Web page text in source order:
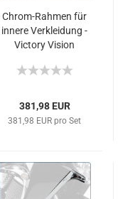
Chrom-Rahmen für
innere Verkleidung -
Victory Vision
381,98 EUR
381,98 EUR pro Set